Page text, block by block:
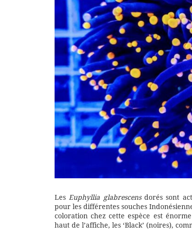
LesEuphyllia glabrescensdorés sont
pour les différentes souches
coloration chez cette espèce est
haut de l’affiche, les ‘Black’ (noires),